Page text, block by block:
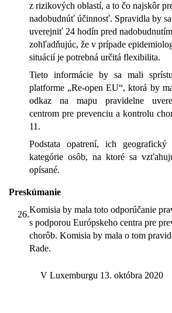
z rizikových oblastí, a to čo najskôr
nadobudnúť účinnosť. Spravidla by
uverejniť 24 hodín pred
zohľadňujúc, že v prípade
situácií je potrebná určitá flexibilita.
Tieto informácie by sa mali
platforme „Re-open EU“, ktorá by
odkaz na mapu pravidelne
centrom pre prevenciu a kontrolu
11.
Podstata opatrení, ich geografický
kategórie osôb, na ktoré sa
opísané.
Preskúmanie
26.Komisia by mala toto odporúčanie
s podporou Európskeho centra pre
chorôb. Komisia by mala o tom
Rade.
V Luxemburgu 13. októbra 2020